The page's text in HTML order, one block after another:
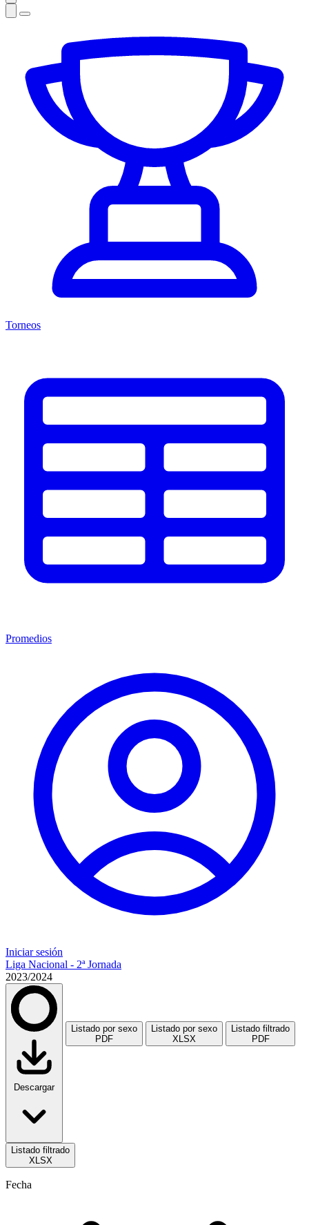
Torneos
Promedios
Iniciar sesión
Liga Nacional - 2ª Jornada
2023/2024
Descargar
Listado por sexo
PDF
Listado por sexo
XLSX
Listado filtrado
PDF
Listado filtrado
XLSX
Fecha